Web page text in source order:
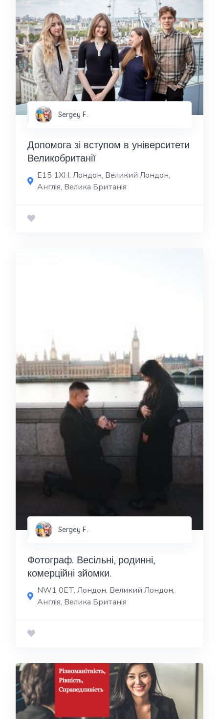
Sergey F.
Допомога зі вступом в університети
Великобританії
E15 1XH, Лондон, Великий Лондон,
Англія, Велика Британія
Sergey F.
Фотограф. Весільні, родинні,
комерційні зйомки.
NW1 0ET, Лондон, Великий Лондон,
Англія, Велика Британія